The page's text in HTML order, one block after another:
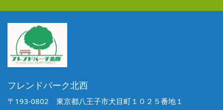
フレンドパーク北西
〒193-0802 東京都八王子市犬目町１０２５番地１